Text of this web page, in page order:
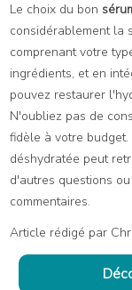
Le choix du bon
considérablement la
comprenant votre
ingrédients, et en
pouvez restaurer
N'oubliez pas de
fidèle à votre
déshydratée peut
d'autres questions
commentaires.
Article rédigé par